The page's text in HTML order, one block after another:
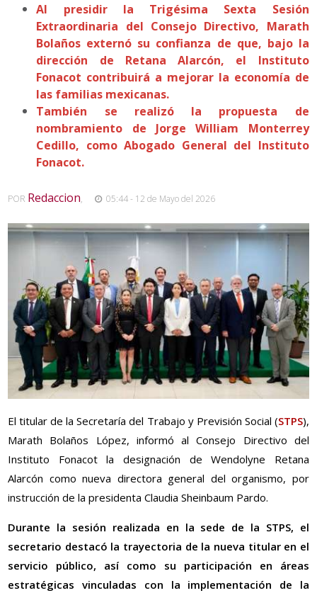
Al presidir la Trigésima Sexta Sesión
Extraordinaria del Consejo Directivo, Marath
Bolaños externó su confianza de que, bajo la
dirección de Retana Alarcón, el Instituto
Fonacot contribuirá a mejorar la economía de
las familias mexicanas.
También se realizó la propuesta de
nombramiento de Jorge William Monterrey
Cedillo, como Abogado General del Instituto
Fonacot.
POR Redaccion, 05:44 - 12 de Mayo del 2026
El titular de la Secretaría del Trabajo y Previsión Social (STPS),
Marath Bolaños López, informó al Consejo Directivo del
Instituto Fonacot la designación de Wendolyne Retana
Alarcón como nueva directora general del organismo, por
instrucción de la presidenta Claudia Sheinbaum Pardo.
Durante la sesión realizada en la sede de la STPS, el
secretario destacó la trayectoria de la nueva titular en el
servicio público, así como su participación en áreas
estratégicas vinculadas con la implementación de la